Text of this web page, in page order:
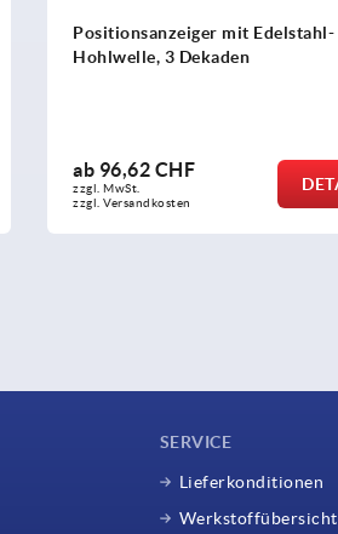
mit Edelstahl-
3 Dekaden
CHF
SERVICE
Lieferkonditionen
Werkstoffübersicht